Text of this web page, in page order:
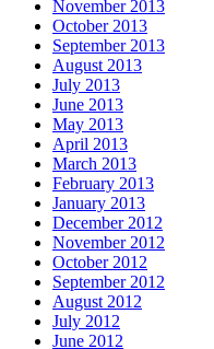
November 2013
October 2013
September 2013
August 2013
July 2013
June 2013
May 2013
April 2013
March 2013
February 2013
January 2013
December 2012
November 2012
October 2012
September 2012
August 2012
July 2012
June 2012